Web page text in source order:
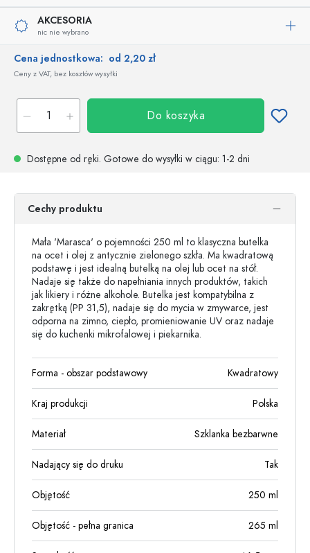
AKCESORIA
nic nie wybrano
Cena jednostkowa: od 2,20 zł
Ceny z VAT, bez kosztów wysyłki
Do koszyka
Dostępne od ręki. Gotowe do wysyłki w ciągu: 1-2 dni
Cechy produktu
Mała 'Marasca' o pojemności 250 ml to klasyczna butelka
na ocet i olej z antycznie zielonego szkła. Ma kwadratową
podstawę i jest idealną butelką na olej lub ocet na stół.
Nadaje się także do napełniania innych produktów, takich
jak likiery i różne alkohole. Butelka jest kompatybilna z
zakrętką (PP 31,5), nadaje się do mycia w zmywarce, jest
odporna na zimno, ciepło, promieniowanie UV oraz nadaje
się do kuchenki mikrofalowej i piekarnika.
Forma - obszar podstawowy Kwadratowy
Kraj produkcji Polska
Materiał Szklanka bezbarwne
Nadający się do druku Tak
Objętość 250 ml
Objętość - pełna granica 265 ml